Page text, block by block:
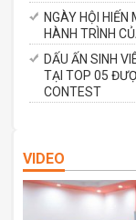
NGÀY HỘI
HÀNH TRÌNH
DẤU ẤN SINH
TẠI TOP 05
CONTEST
VIDEO